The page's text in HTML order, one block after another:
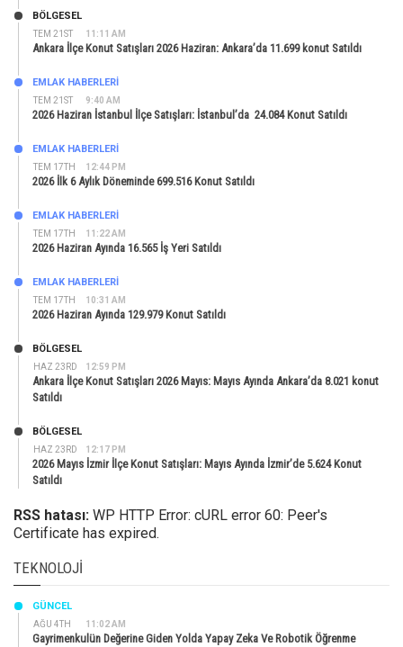
TEM 21ST 11:11 AM
BÖLGESEL
Ankara İlçe Konut Satışları 2026 Haziran: Ankara’da 11.699 konut Satıldı
TEM 21ST 9:40 AM
EMLAK HABERLERI
2026 Haziran İstanbul İlçe Satışları: İstanbul’da 24.084 Konut Satıldı
TEM 17TH 12:44 PM
EMLAK HABERLERI
2026 İlk 6 Aylık Döneminde 699.516 Konut Satıldı
TEM 17TH 11:22 AM
EMLAK HABERLERI
2026 Haziran Ayında 16.565 İş Yeri Satıldı
TEM 17TH 10:31 AM
EMLAK HABERLERI
2026 Haziran Ayında 129.979 Konut Satıldı
HAZ 23RD 12:59 PM
BÖLGESEL
Ankara İlçe Konut Satışları 2026 Mayıs: Mayıs Ayında Ankara’da 8.021 konut
Satıldı
HAZ 23RD 12:17 PM
BÖLGESEL
2026 Mayıs İzmir İlçe Konut Satışları: Mayıs Ayında İzmir’de 5.624 Konut
Satıldı
RSS hatası: WP HTTP Error: cURL error 60: Peer's
Certificate has expired.
TEKNOLOJI
AĞU 4TH 11:02 AM
GÜNCEL
Gayrimenkulün Değerine Giden Yolda Yapay Zeka Ve Robotik Öğrenme